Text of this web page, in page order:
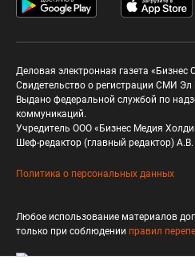
Деловая электронная газета «Бизнес
Свидетельство о регистрации СМИ
Выдано федеральной службой по
коммуникаций.
Учредитель ООО «Бизнес Медия
Шеф-редактор (главный редактор)
Политика о персональных данных
Любое использование материалов
только при соблюдении правил